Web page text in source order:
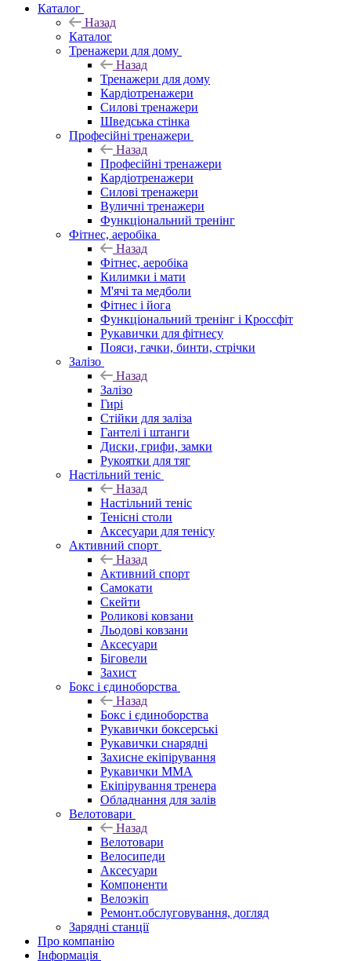
Каталог
Назад
Каталог
Тренажери для дому
Назад
Тренажери для дому
Кардіотренажери
Силові тренажери
Шведська стінка
Професійні тренажери
Назад
Професійні тренажери
Кардіотренажери
Силові тренажери
Вуличні тренажери
Функціональний тренінг
Фітнес, аеробіка
Назад
Фітнес, аеробіка
Килимки і мати
М'ячі та медболи
Фітнес і йога
Функціональний тренінг і Кроссфіт
Рукавички для фітнесу
Пояси, гачки, бинти, стрічки
Залізо
Назад
Залізо
Гирі
Стійки для заліза
Гантелі і штанги
Диски, грифи, замки
Рукоятки для тяг
Настільний теніс
Назад
Настільний теніс
Тенісні столи
Аксесуари для тенісу
Активний спорт
Назад
Активний спорт
Самокати
Скейти
Роликові ковзани
Льодові ковзани
Аксесуари
Біговели
Захист
Бокс і єдиноборства
Назад
Бокс і єдиноборства
Рукавички боксерські
Рукавички снарядні
Захисне екіпірування
Рукавички ММА
Екіпірування тренера
Обладнання для залів
Велотовари
Назад
Велотовари
Велосипеди
Аксесуари
Компоненти
Велоэкіп
Ремонт.обслуговування, догляд
Зарядні станції
Про компанію
Інформація